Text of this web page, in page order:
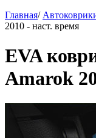
Главная/
2010 - наст. время
EVA
Amarok